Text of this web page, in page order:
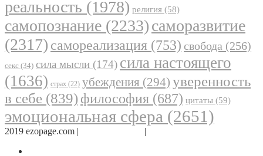
реальность (1978) религия (58)
самопознание (2233)саморазвитие
(2317) самореализация (753) свобода (256)
секс (34) сила мысли (174) сила настоящего
(1636) страх (22) убеждения (294) уверенность
в себе (839) философия (687) цитаты (59)
эмоциональная сфера (2651)
2019 ezopage.com | |